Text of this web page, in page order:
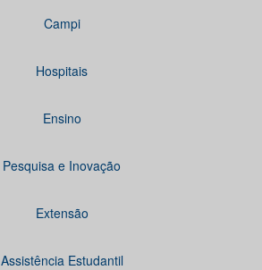
Campi
Hospitais
Ensino
Pesquisa e Inovação
Extensão
Assistência Estudantil